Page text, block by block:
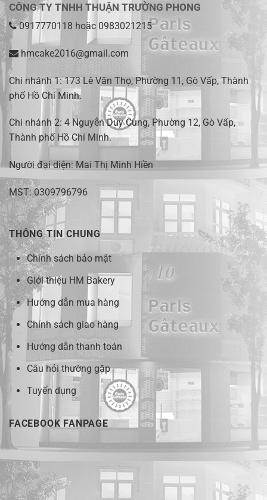
CÔNG TY TNHH THUẬN TRƯỜNG PHONG
0917770118 hoặc 0983021215
hmcake2016@gmail.com
Chi nhánh 1:173 Lê Văn Thọ, Phường 11, Gò Vấp, Thành
phố Hồ Chí Minh.
Chi nhánh 2: 4 Nguyễn Duy Cung, Phường 12, Gò Vấp,
Thành phố Hồ Chí Minh.
Người đại diện: Mai Thị Minh Hiền
MST: 0309796796
THÔNG TIN CHUNG
Chính sách bảo mật
Giới thiệu HM Bakery
Hướng dẫn mua hàng
Chính sách giao hàng
Hướng dẫn thanh toán
Câu hỏi thường gặp
Tuyển dụng
FACEBOOK FANPAGE